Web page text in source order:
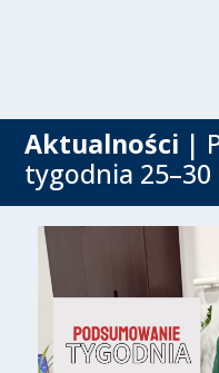
Aktualności |
tygodnia 25–30